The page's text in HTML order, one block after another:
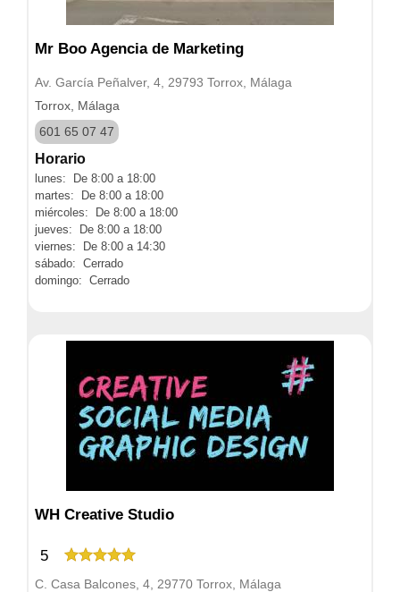
Mr Boo Agencia de Marketing
Av. García Peñalver, 4, 29793 Torrox, Málaga
Torrox, Málaga
601 65 07 47
Horario
lunes: De 8:00 a 18:00
martes: De 8:00 a 18:00
miércoles: De 8:00 a 18:00
jueves: De 8:00 a 18:00
viernes: De 8:00 a 14:30
sábado: Cerrado
domingo: Cerrado
WH Creative Studio
5
C. Casa Balcones, 4, 29770 Torrox, Málaga